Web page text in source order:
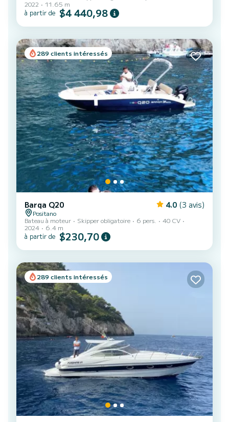
2022
11.65 m
à partir de $4 440,98
289 clients intéressés
Barqa Q20 4.0 (3 avis)
Positano
Bateau à moteur
Skipper obligatoire 6 pers.
40 CV
2024
6.4 m
à partir de $230,70
289 clients intéressés